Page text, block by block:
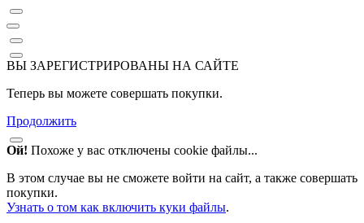
ВЫ ЗАРЕГИСТРИРОВАНЫ НА САЙТЕ
Теперь вы можете совершать покупки.
Продолжить
Ой! Похоже у вас отключены cookie файлы...
В этом случае вы не сможете войти на сайт, а также совершать
покупки.
Узнать о том как включить куки файлы.